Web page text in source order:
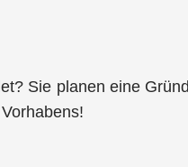
Sie planen eine